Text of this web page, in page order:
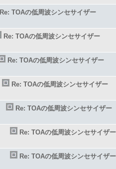
Re: TOAの低周波シンセサイザー
Re: TOAの低周波シンセサイザー
Re: TOAの低周波シンセサイザー
Re: TOAの低周波シンセサイザー
Re: TOAの低周波シンセサイザー
Re: TOAの低周波シンセサイザー
Re: TOAの低周波シンセサイザー